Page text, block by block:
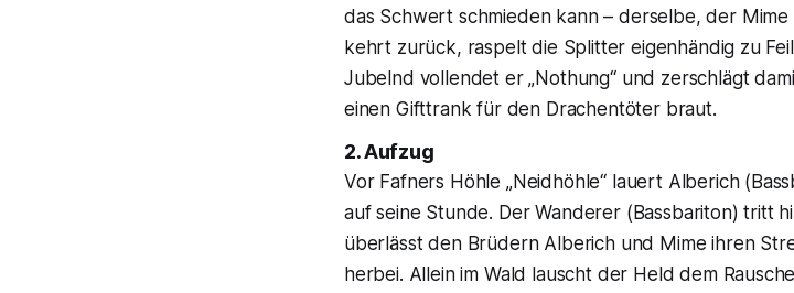
das Schwert schmieden kann – derselbe, der
kehrt zurück, raspelt die Splitter eigenhändig zu
Jubelnd vollendet er „Nothung“ und zerschlägt
einen Gifttrank für den Drachentöter braut.
2. Aufzug
Vor Fafners Höhle „Neidhöhle“ lauert Alberich
auf seine Stunde. Der Wanderer (Bassbariton) tritt
überlässt den Brüdern Alberich und Mime ihren
herbei. Allein im Wald lauscht der Held dem